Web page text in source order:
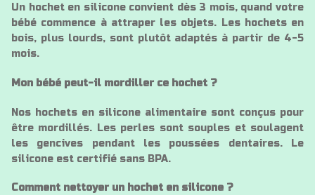
Un hochet en silicone convient dès 3 mois, quand votre
bébé commence à attraper les objets. Les hochets en
bois, plus lourds, sont plutôt adaptés à partir de 4-5
mois.
Mon bébé peut-il mordiller ce hochet ?
Nos hochets en silicone alimentaire sont conçus pour
être mordillés. Les perles sont souples et soulagent
les gencives pendant les poussées dentaires. Le
silicone est certifié sans BPA.
Comment nettoyer un hochet en silicone ?